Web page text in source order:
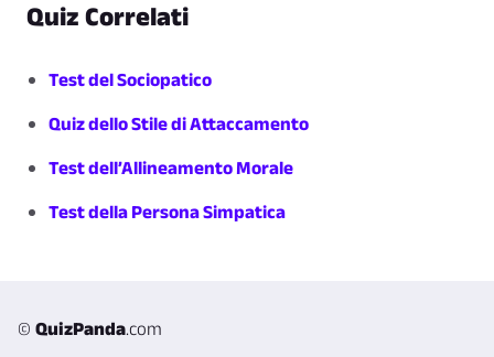
Quiz Correlati
Test del Sociopatico
Quiz dello Stile di Attaccamento
Test dell’Allineamento Morale
Test della Persona Simpatica
© QuizPanda.com